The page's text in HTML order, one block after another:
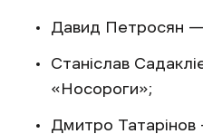
Давид Петросян
Станіслав
«Носороги»;
Дмитро